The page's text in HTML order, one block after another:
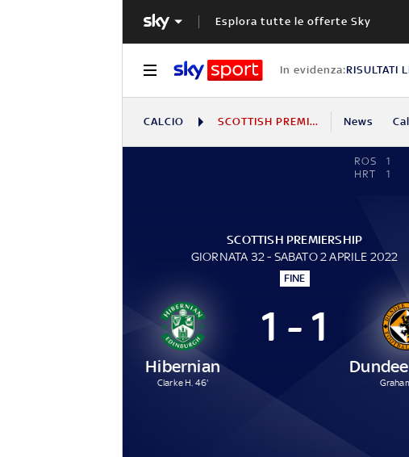
Esplora tutte le offerte Sky
In evidenza:RISULTATI
CALCIO SCOTTISH PREMIERSHIP News
ROS
1
HRT
1
SCOTTISH PREMIERSHIP
GIORNATA 32 - SABATO 2 APRILE 2022
FINE
Hibernian
Clarke H. 46'
1 - 1